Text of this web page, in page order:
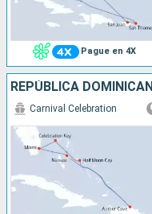
Pague en 4X
Carnival Celebration